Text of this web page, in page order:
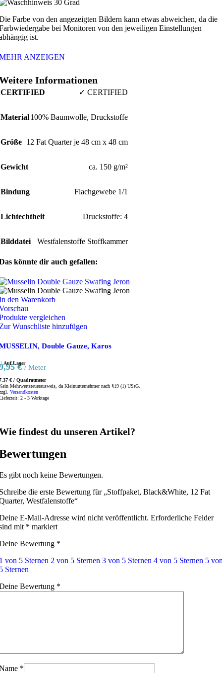
Farbe von den angezeigten Bildern kann etwas abweichen, da die
bei Monitoren von den jeweiligen Einstellungen
ist.
ANZEIGEN
Informationen
CERTIFIED ✓ CERTIFIED
Material100% Baumwolle, Druckstoffe
Größe 12 Fat Quarter je 48 cm x 48 cm
Gewicht ca. 150 g/m²
Bindung Flachgewebe 1/1
Lichtechtheit Druckstoffe: 4
Bilddatei Westfalenstoffe Stoffkammer
könnte dir auch gefallen:
den Warenkorb
vergleichen
Wunschliste hinzufügen
Double Gauze, Karos
Auf Lager
€ / Meter
€ / Quadratmeter
Mehrwertsteuerausweis, da Kleinunternehmer nach §19 (1) UStG.
Versandkosten
2 - 3 Werktage
findest du unseren Artikel?
gibt noch keine Bewertungen.
die erste Bewertung für „Stoffpaket, Black&White, 12 Fat
Westfalenstoffe“
E-Mail-Adresse wird nicht veröffentlicht. Erforderliche Felder
mit * markiert
Bewertung *
von 5 Sternen 2 von 5 Sternen 3 von 5 Sternen 4 von 5 Sternen 5
Sternen
Bewertung *
*